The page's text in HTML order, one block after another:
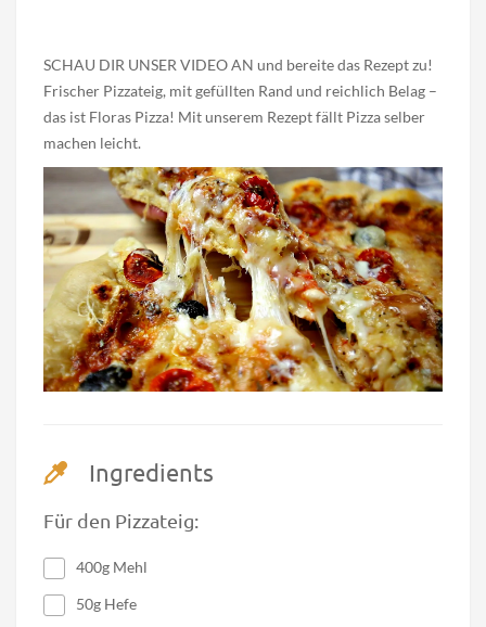
SCHAU DIR UNSER VIDEO AN und bereite das Rezept zu!
Frischer Pizzateig, mit gefüllten Rand und reichlich Belag –
das ist Floras Pizza! Mit unserem Rezept fällt Pizza selber
machen leicht.
Ingredients
Für den Pizzateig:
400g Mehl
50g Hefe